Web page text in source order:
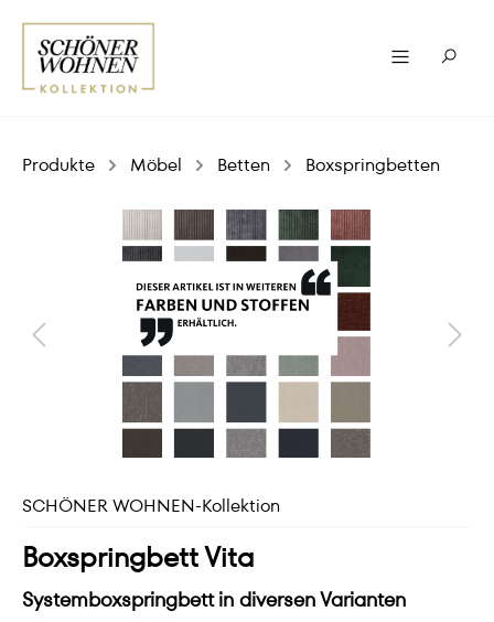
Produkte Möbel Betten Boxspringbetten
SCHÖNER WOHNEN-Kollektion
Boxspringbett Vita
Systemboxspringbett in diversen Varianten